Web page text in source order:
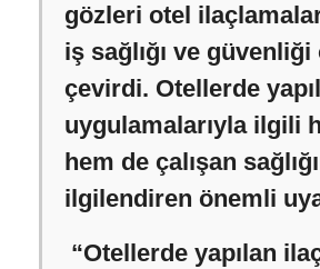
gözleri otel
iş sağlığı ve
çevirdi. Otellerde
uygulamalarıyla ilgili
hem de çalışan
ilgilendiren önemli
“Otellerde yapılan